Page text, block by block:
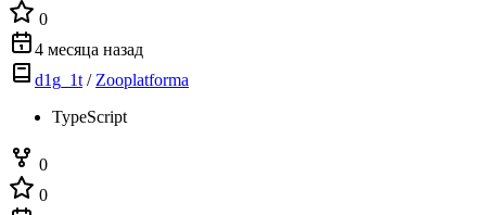
0
4 месяца назад
d1g_1t / Zooplatforma
TypeScript
0
0